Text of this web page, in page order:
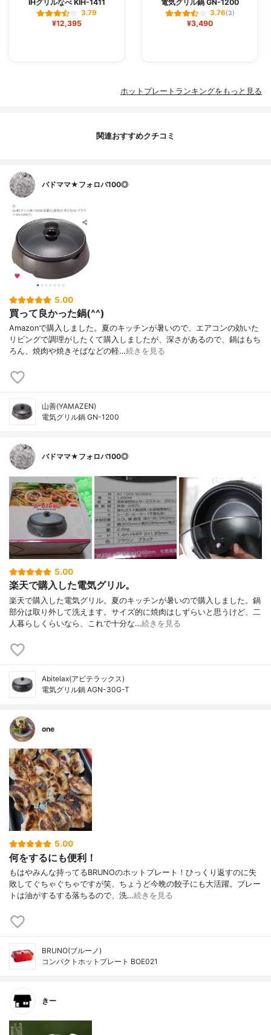
IHグリルなべ KIH-1411
3.79
¥12,395
電気グリル鍋 GN-1200
3.76(3)
¥3,490
ホットプレートランキングをもっと見る
関連おすすめクチコミ
バドママ★フォロバ100◎
5.00
買って良かった鍋(^^)
Amazonで購入しました。夏のキッチンが暑いので、エアコンの効いた
リビングで調理がしたくて購入しましたが、深さがあるので、鍋はもち
ろん、焼肉や焼きそばなどの軽…続きを見る
山善(YAMAZEN)
電気グリル鍋 GN-1200
バドママ★フォロバ100◎
5.00
楽天で購入した電気グリル。
楽天で購入した電気グリル。夏のキッチンが暑いので購入しました。鍋
部分は取り外して洗えます。サイズ的に焼肉はしずらいと思うけど、二
人暮らしくらいなら、これで十分な…続きを見る
Abitelax(アビテラックス)
電気グリル鍋 AGN-30G-T
one
5.00
何をするにも便利！
もはやみんな持ってるBRUNOのホットプレート！ひっくり返すのに失
敗してぐちゃぐちゃですが笑、ちょうど今晩の餃子にも大活躍。プレー
トは油がするする落ちるので、洗…続きを見る
BRUNO(ブルーノ)
コンパクトホットプレート BOE021
きー